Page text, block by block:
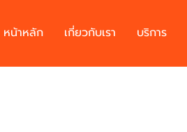
หน้าหลัก เกี่ยวกับเรา บริการ